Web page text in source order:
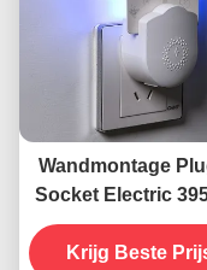
Wandmontage
Socket Electric
UV
Krijg Beste